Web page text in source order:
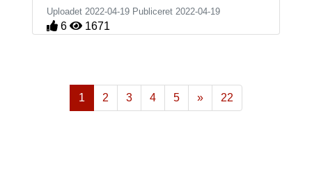
Uploadet 2022-04-19 Publiceret 2022-04-19
6 1671
1 2 3 4 5
»
Næste
22